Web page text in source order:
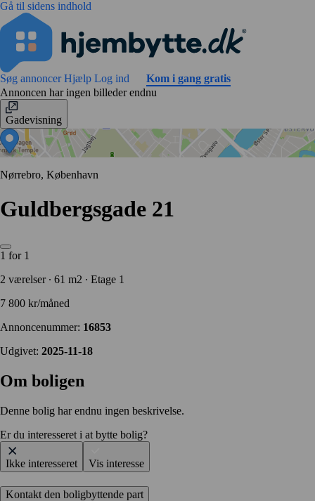
Gå til sidens indhold
Søg annoncerHjælp Log ind
Kom i gang gratis
Annoncen har ingen billeder endnu
Gadevisning
Nørrebro, København
Guldbergsgade 21
1 for 1
2 værelser ∙ 61 m2 ∙ Etage 1
7 800 kr/måned
Annoncenummer: 16853
Udgivet: 2025-11-18
Om boligen
Denne bolig har endnu ingen beskrivelse.
Er du interesseret i at bytte bolig?
Ikke interesseret Vis interesse
Kontakt den boligbyttende part